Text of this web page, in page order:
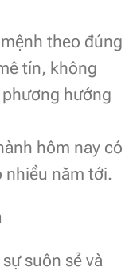
theo đúng
tín, không
hướng
hôm nay có
nhiều năm tới.
suôn sẻ và